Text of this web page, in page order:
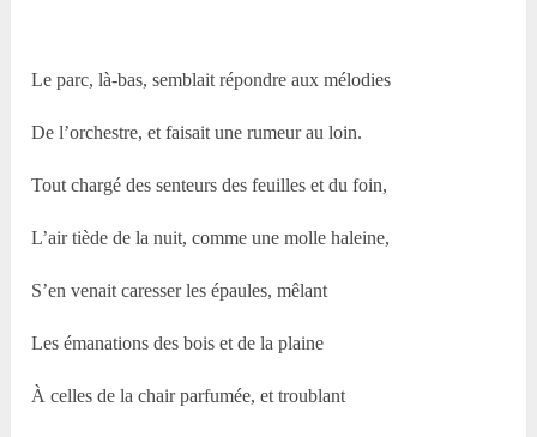
Le parc, là-bas, semblait répondre aux mélodies
De l’orchestre, et faisait une rumeur au loin.
Tout chargé des senteurs des feuilles et du foin,
L’air tiède de la nuit, comme une molle haleine,
S’en venait caresser les épaules, mêlant
Les émanations des bois et de la plaine
À celles de la chair parfumée, et troublant